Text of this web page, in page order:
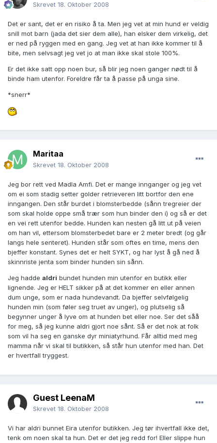
Skrevet 18. Oktober 2008
Det er sant, det er en risiko å ta. Men jeg vet at min hund er veldig
snill mot barn (jada det sier dem alle), han elsker dem virkelig, det
er ned på ryggen med en gang. Jeg vet at han ikke kommer til å
bite, men selvsagt jeg vet jo at man ikke skal stole 100%.
Er det ikke satt opp noen bur, så blir jeg noen ganger nødt til å
binde ham utenfor. Foreldre får ta å passe på unga sine.
*snerr*
Maritaa
Skrevet 18. Oktober 2008
Jeg bor rett ved Madla Amfi. Det er mange innganger og jeg vet
om ei som stadig setter golder retrieveren litt bortfor den ene
inngangen. Den står burdet i blomsterbedde (sånn tregreier der
som skal holde oppe små trær som hun binder den i) og så er det
en vei rett utenfor bedde. Hunden kan nesten gå litt ut på veien
om han vil, ettersom blomsterbedet bare er 2 meter bredt (og går
langs hele senteret). Hunden står som oftes en time, mens den
bjeffer konstant. Synes det er helt SYKT, og har lyst å gå ned å
skinnriste jenta som binder hunden sin sånn.
Jeg hadde aldri bundet hunden min utenfor en butikk eller
lignende. Jeg er HELT sikker på at det kommer en eller annen
dum unge, som er nada hundevandt. Da bjeffer selvfølgelig
hunden min (som føler seg truet av unger), og plutselig så
begynner unger å lyve om at hunden bet eller noe. Ser det såå
for meg, så jeg kunne aldri gjort noe sånt. Så er det nok at folk
som vil ha seg en ganske dyr miniatyrhund. Får alltid med meg
mamma når vi skal til butikken, så står hun utenfor med han. Det
er hvertfall tryggest.
Guest LeenaM
Skrevet 18. Oktober 2008
Vi har aldri bunnet Eira utenfor butikken. Jeg tør ihvertfall ikke det,
tenk om noen skal ta hun. Det er det jeg redd for! Eller slippe hun